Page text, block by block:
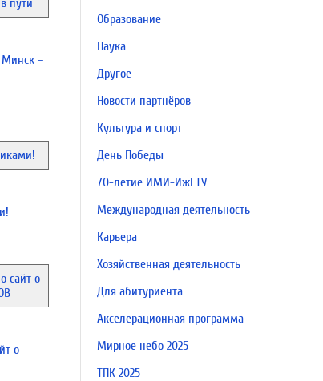
–
о
Образование
Наука
Другое
Новости партнёров
Культура и спорт
День Победы
70-летие ИМИ-ИжГТУ
Международная деятельность
Карьера
Хозяйственная деятельность
Для абитуриента
Акселерационная программа
Мирное небо 2025
ТПК 2025